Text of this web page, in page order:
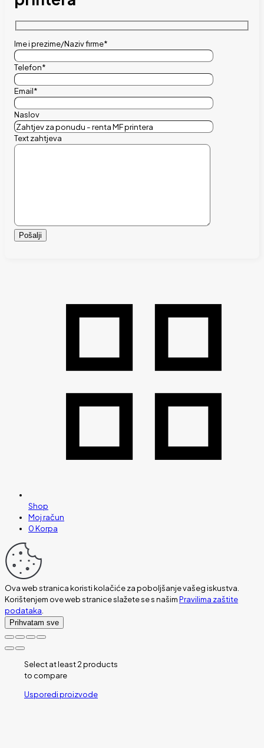
Ime i prezime/Naziv firme*
Telefon*
Email*
Naslov
Text zahtjeva
Shop
Moj račun
0Korpa
Ova web stranica koristi kolačiće za poboljšanje vašeg iskustva.
Korištenjem ove web stranice slažete se s našimPravilima zaštite
podataka.
Prihvatam sve
Select at least 2 products
to compare
Usporedi proizvode